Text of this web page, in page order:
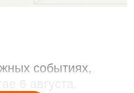
событиях,
6 августа.